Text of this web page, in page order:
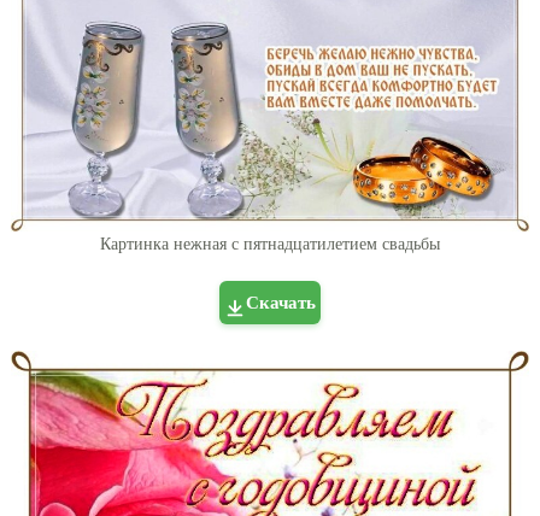
Картинка нежная с пятнадцатилетием свадьбы
Скачать